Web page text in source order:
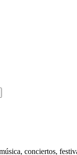
conciertos,